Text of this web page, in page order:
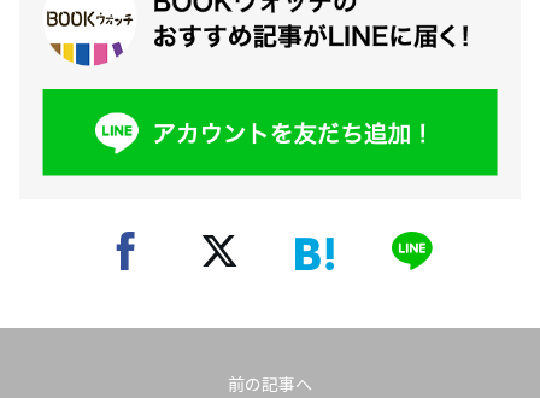
前の記事へ